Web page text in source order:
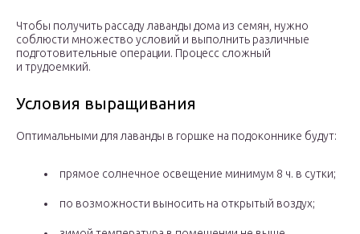
Чтобы получить рассаду лаванды дома из семян, нужно
соблюсти множество условий и выполнить различные
подготовительные операции. Процесс сложный
и трудоемкий.
Условия выращивания
Оптимальными для лаванды в горшке на подоконнике будут:
прямое солнечное освещение минимум 8 ч. в сутки;
по возможности выносить на открытый воздух;